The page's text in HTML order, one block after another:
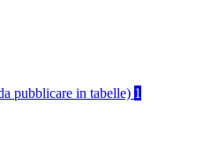
pubblicare in tabelle) 1